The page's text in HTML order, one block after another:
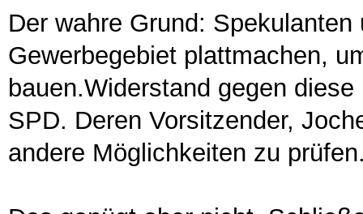
Der wahre Grund:
Gewerbegebiet plattmachen,
bauen.Widerstand gegen
SPD. Deren Vorsitzender,
andere Möglichkeiten zu